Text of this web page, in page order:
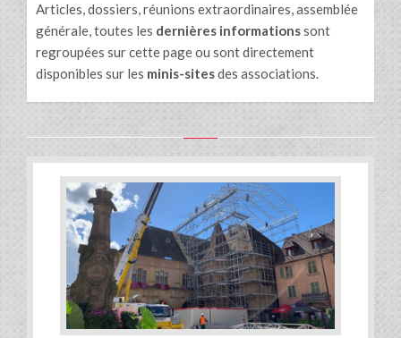
Articles, dossiers, réunions extraordinaires, assemblée
générale, toutes les dernières informationssont
regroupées sur cette page ou sont directement
disponibles sur les minis-sitesdes associations.